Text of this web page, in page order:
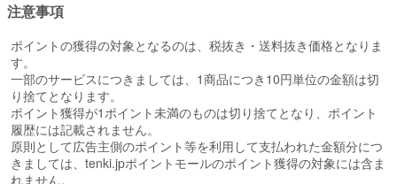
注意事項
ポイントの獲得の対象となるのは、税抜き・送料抜き価格となりま
す。
一部のサービスにつきましては、1商品につき10円単位の金額は切
り捨てとなります。
ポイント獲得が1ポイント未満のものは切り捨てとなり、ポイント
履歴には記載されません。
原則として広告主側のポイント等を利用して支払われた金額分につ
きましては、tenki.jpポイントモールのポイント獲得の対象には含ま
れません。